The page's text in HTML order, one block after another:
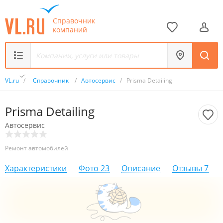
Справочник
компаний
VL.ru / Справочник / Автосервис / Prisma Detailing
Prisma Detailing
Автосервис
Ремонт автомобилей
Характеристики Фото 23 Описание Отзывы 7